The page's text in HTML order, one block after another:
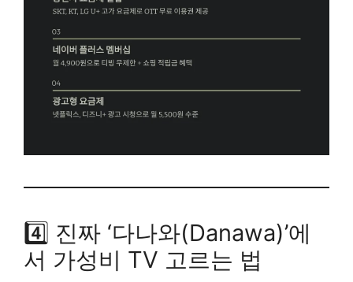
4️⃣ 진짜 ‘다나와(Danawa)’에
서 가성비 TV 고르는 법